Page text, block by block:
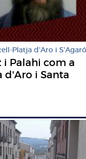
Platja d'Aro i S'Agaró
i Palahi com a
d'Aro i Santa